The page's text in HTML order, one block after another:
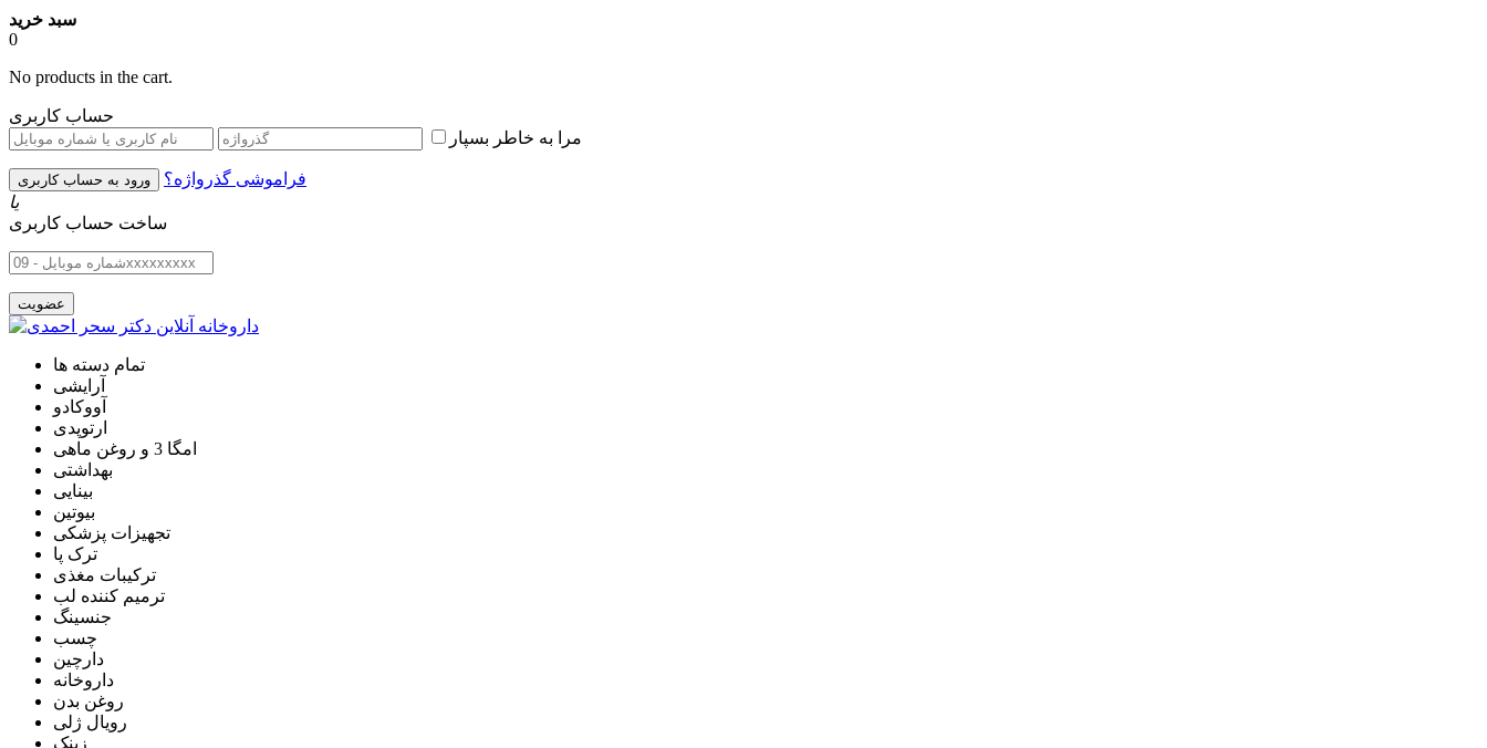
سبد خرید
0
No products in the cart.
حساب کاربری
مرا به خاطر بسپار
فراموشی گذرواژه؟
یا
ساخت حساب کاربری
تمام دسته ها
آرایشی
آووکادو
ارتوپدی
امگا 3 و روغن ماهی
بهداشتی
بینایی
بیوتین
تجهیزات پزشکی
ترک پا
ترکیبات مغذی
ترمیم کننده لب
جنسینگ
چسب
دارچین
داروخانه
روغن بدن
رویال ژلی
زینک